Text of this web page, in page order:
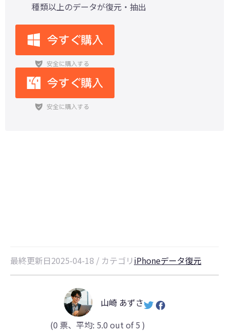
種類以上のデータが復元・抽出
最終更新日2025-04-18 / カテゴリiPhoneデータ復元
山崎 あずさ
(0 票、平均: 5.0 out of 5 )